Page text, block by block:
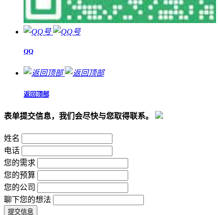
QQ
返回顶部
表单提交信息，我们会尽快与您取得联系。
姓名
电话
您的需求
您的预算
您的公司
聊下您的想法